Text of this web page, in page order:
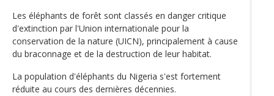
Les éléphants de forêt sont classés en danger critique
d'extinction par l'Union internationale pour la
conservation de la nature (UICN), principalement à cause
du braconnage et de la destruction de leur habitat.
La population d'éléphants du Nigeria s'est fortement
réduite au cours des dernières décennies.